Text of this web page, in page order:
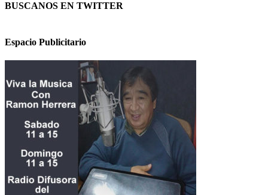
BUSCANOS EN TWITTER
Espacio Publicitario